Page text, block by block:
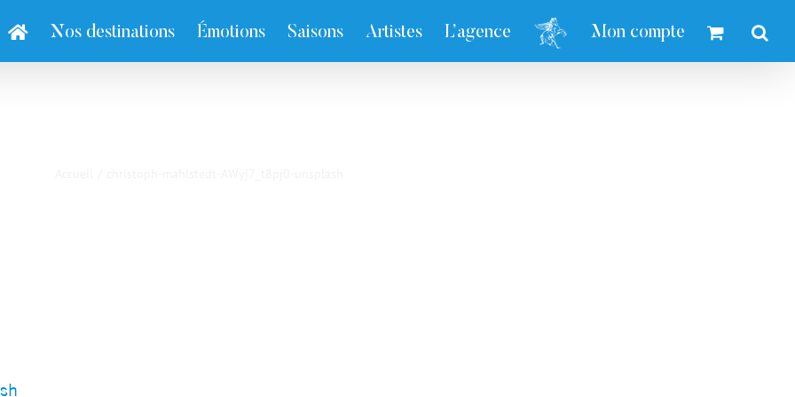
Nos destinations Émotions Saisons Artistes L’agence Mon compte